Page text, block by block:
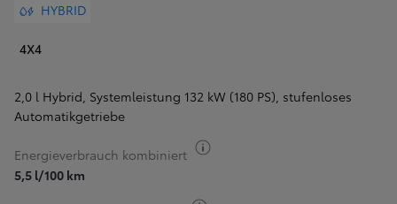
HYBRID
4X4
2,0 l Hybrid, Systemleistung 132 kW (180 PS), stufenloses
Automatikgetriebe
Energieverbrauch kombiniert
5,5 l/100 km